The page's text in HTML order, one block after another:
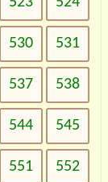
530 531
537 538
544 545
551 552